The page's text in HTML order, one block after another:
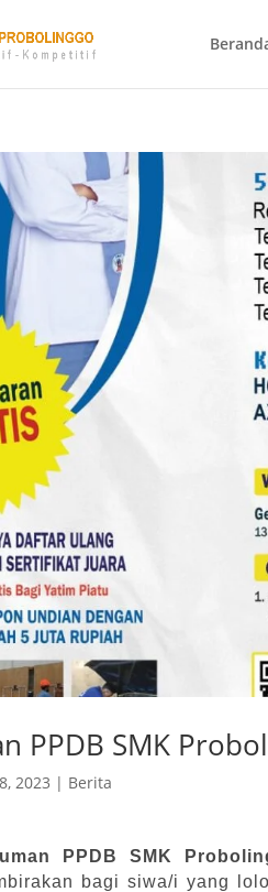
PPDB SMK
2023 | Berita
PPDB SMK
bagi siwa/i yang